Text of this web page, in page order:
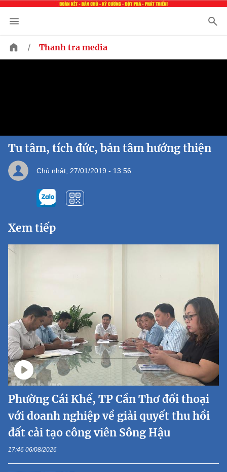
/ Thanh tra media
Tu tâm, tích đức, bản tâm hướng thiện
Chủ nhật, 27/01/2019 - 13:56
Xem tiếp
Phường Cái Khế, TP Cần Thơ đối thoại
với doanh nghiệp về giải quyết thu hồi
đất cải tạo công viên Sông Hậu
17:46 06/08/2026